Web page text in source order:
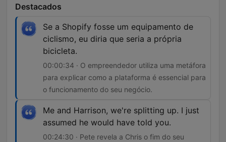
Destacados
Se a Shopify fosse um equipamento de
ciclismo, eu diria que seria a própria
bicicleta.
00:00:34 · O empreendedor utiliza uma metáfora
para explicar como a plataforma é essencial para
o funcionamento do seu negócio.
Me and Harrison, we're splitting up. I just
assumed he would have told you.
00:24:30 · Pete revela a Chris o fim do seu